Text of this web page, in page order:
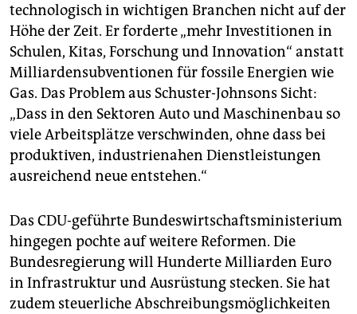
technologisch in wichtigen Branchen nicht auf der
Höhe der Zeit. Er forderte „mehr Investitionen in
Schulen, Kitas, Forschung und Innovation“ anstatt
Milliardensubventionen für fossile Energien wie
Gas. Das Problem aus Schuster-Johnsons Sicht:
„Dass in den Sektoren Auto und Maschinenbau so
viele Arbeitsplätze verschwinden, ohne dass bei
produktiven, industrienahen Dienstleistungen
ausreichend neue entstehen.“
Das CDU-geführte Bundeswirtschaftsministerium
hingegen pochte auf weitere Reformen. Die
Bundesregierung will Hunderte Milliarden Euro
in Infrastruktur und Ausrüstung stecken. Sie hat
zudem steuerliche Abschreibungsmöglichkeiten